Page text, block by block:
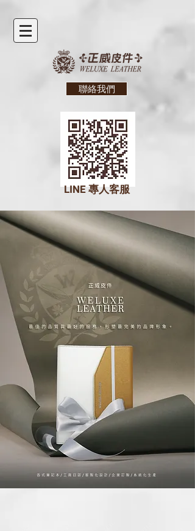
聯絡我們
LINE專人客服